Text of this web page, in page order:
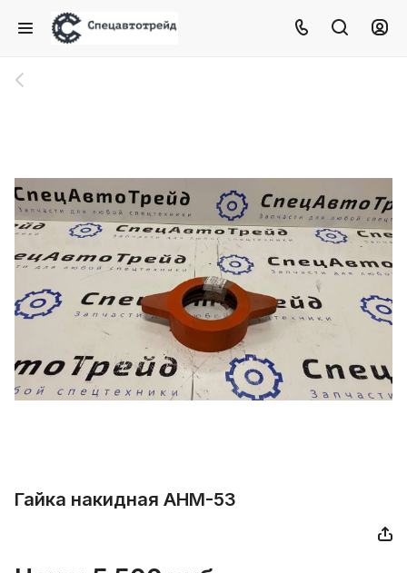
Гайка накидная АНМ-53